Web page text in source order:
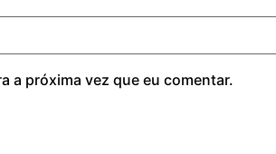
a próxima vez que eu comentar.